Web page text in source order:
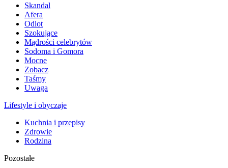
Skandal
Afera
Odlot
Szokujące
Mądrości celebrytów
Sodoma i Gomora
Mocne
Zobacz
Taśmy
Uwaga
Lifestyle i obyczaje
Kuchnia i przepisy
Zdrowie
Rodzina
Pozostałe